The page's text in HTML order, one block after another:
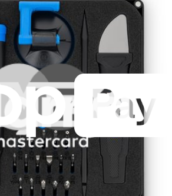
strenge Qualitätsstandards und werden
Garantien abgesichert.
Stunden, mit Ausnahme von